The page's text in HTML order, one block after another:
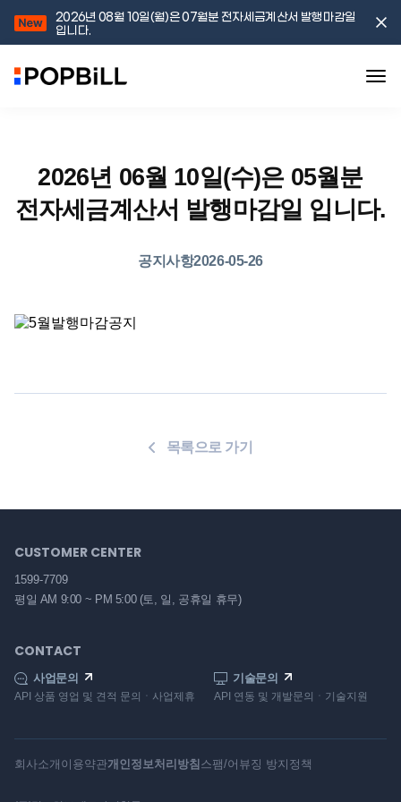
2026년 08월 10일(월)은 07월분 전자세금계산서 발행마감일
입니다.
2026년 06월 10일(수)은 05월분
전자세금계산서 발행마감일 입니다.
공지사항2026-05-26
목록으로 가기
CUSTOMER CENTER
1599-7709
평일 AM 9:00 ~ PM 5:00 (토, 일, 공휴일 휴무)
CONTACT
사업문의
API 상품 영업 및 견적 문의ㆍ사업제휴
기술문의
API 연동 및 개발문의ㆍ기술지원
회사소개 이용약관개인정보처리방침 스팸/어뷰징 방지정책